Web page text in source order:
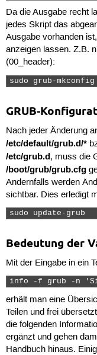
Da die Ausgabe recht
jedes Skript das
Ausgabe vorhanden
anzeigen lassen. Z.B.
(00_header):
sudo grub-
GRUB-
Nach jeder Änderung
/etc/default/grub.d/*
/etc/grub.d, muss die
/boot/grub/grub.cfg
Andernfalls werden
sichtbar. Dies erledigt
sudo update-grub
Bedeutung der
Mit der Eingabe in ein
info -f grub -n
erhält man eine
Teilen und frei
die folgenden
ergänzt und gehen
Handbuch hinaus.